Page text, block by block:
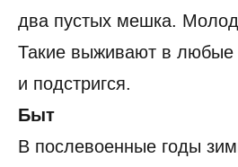
два пустых мешка.
Такие выживают в
и подстригся.
Быт
В послевоенные годы